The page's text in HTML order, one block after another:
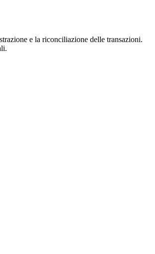
e la riconciliazione delle transazioni.